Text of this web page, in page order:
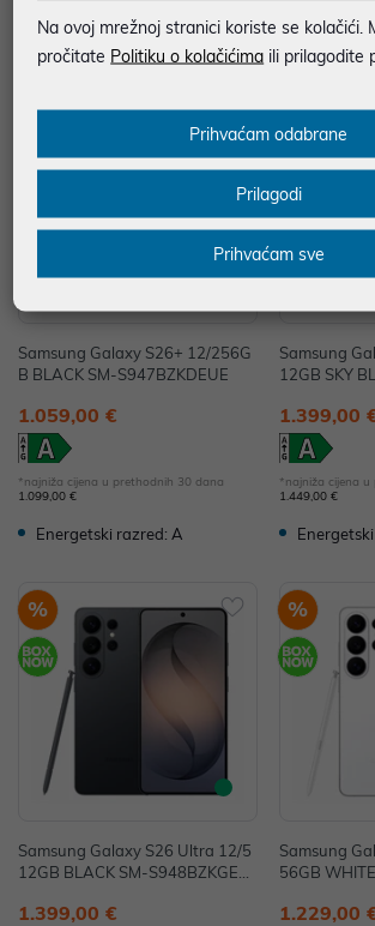
Energetski razred: A
%
Samsung Galaxy S26+ 12/256G
B BLACK SM-S947BZKDEUE
1.059,00 €
*najniža cijena u prethodnih 30 dana
1.099,00 €
Energetski razred: A
%
Samsung
12GB SKY
1.399,00
*najniža cijena
1.449,00 €
%
Samsung Galaxy S26 Ultra 12/5
12GB BLACK SM-S948BZKGEU
1.399,00 €
%
Samsung
56GB
1.229,00
Na ovoj mrežnoj stranici koriste se kolačići.
pročitate Politiku o kolačićima ili prilagodite
Prihvaćam odabrane
Prilagodi
Prihvaćam sve